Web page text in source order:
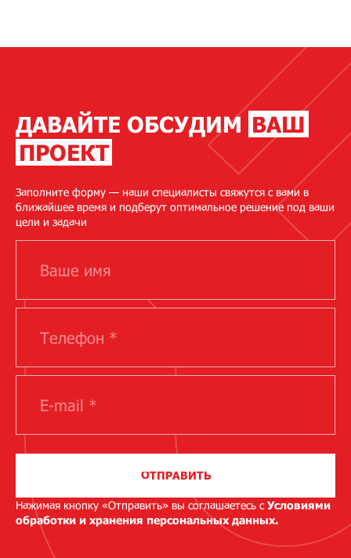
ДАВАЙТЕ ОБСУДИМ ВАШ
ПРОЕКТ
Заполните форму — наши специалисты свяжутся с вами в
ближайшее время и подберут оптимальное решение под ваши
цели и задачи
ОТПРАВИТЬ
Нажимая кнопку «Отправить» вы соглашаетесь сУсловиями
обработки и хранения персональных данных.